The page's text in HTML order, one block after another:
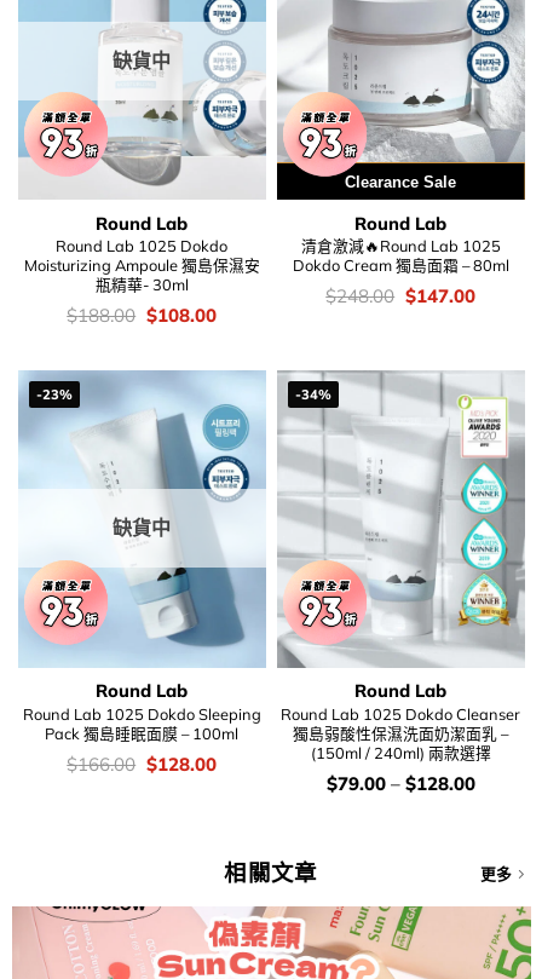
缺貨中
Round Lab
Round Lab 1025 Dokdo
Moisturizing Ampoule 獨島保濕安
瓶精華- 30ml
價
$188.00 Original
$188.00.
$108.00Current
$108.00.
用優惠劵 再減5%
Clearance Sale
Round Lab
清倉激減🔥Round Lab 1025
Dokdo Cream 獨島面霜 – 80ml
價
$248.00 Original
$147.00Current
-23%
缺貨中
Round Lab
Round Lab 1025 Dokdo Sleeping
Pack 獨島睡眠面膜 – 100ml
價
錢：
$166.00 Original
price
$128.00Current
-34%
Round Lab
Round Lab 1025 Dokdo Cleanser
獨島弱酸性保濕洗面奶潔面乳 –
(150ml / 240ml) 兩款選擇
價
錢：
$79.00– $128.00
相關文章 更多